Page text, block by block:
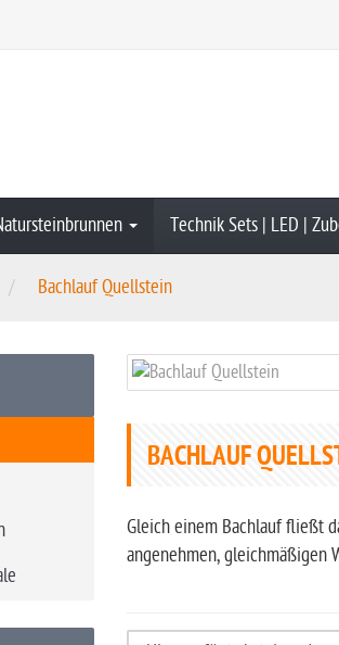
Technik Sets | LED |
Bachlauf Quellstein
BACHLAUF
Gleich einem Bachlauf fließt
angenehmen, gleichmäßigen